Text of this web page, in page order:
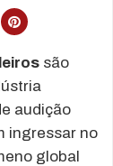
são
audição
ingressar no
global